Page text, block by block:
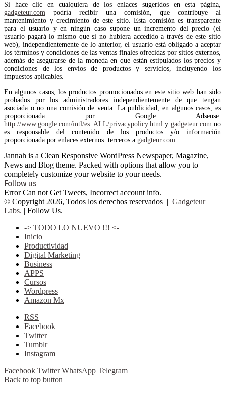
Si hace clic en cualquiera de los enlaces sugeridos en esta página,
gadgeteur.com podría recibir una comisión, que contribuye al
mantenimiento y crecimiento de este sitio. Esta comisión es transparente
para el usuario y en ningún caso supone un incremento del precio (el
usuario pagará lo mismo que si no hubiera accedido a través de este sitio
web), independientemente de lo anterior, el usuario está obligado a aceptar
los términos y condiciones de las ventas finales ofrecidas por sitios externos,
además de asegurarse de la moneda en que están estipulados los precios y
condiciones de los envíos de productos y servicios, incluyendo los
impuestos aplicables.
En algunos casos, los productos promocionados en este sitio web han sido
probados por los administradores independientemente de que tengan
asociada o no una comisión de venta. La publicidad, en algunos casos, es
proporcionada por Google Adsense:
http://www.google.com/intl/es_ALL/privacypolicy.html y gadgeteur.comno
es responsable del contenido de los productos y/o información
proporcionada por enlaces externos. terceros a gadgteur.com.
Jannah is a Clean Responsive WordPress Newspaper, Magazine,
News and Blog theme. Packed with options that allow you to
completely customize your website to your needs.
Follow us
Error Can not Get Tweets, Incorrect account info.
© Copyright 2026, Todos los derechos reservados | Gadgeteur
Labs. | Follow Us.
-> TODO LO NUEVO !!! <-
Inicio
Productividad
Digital Marketing
Business
APPS
Cursos
Wordpress
Amazon Mx
RSS
Facebook
Twitter
Tumblr
Instagram
Facebook Twitter WhatsApp Telegram
Back to top button